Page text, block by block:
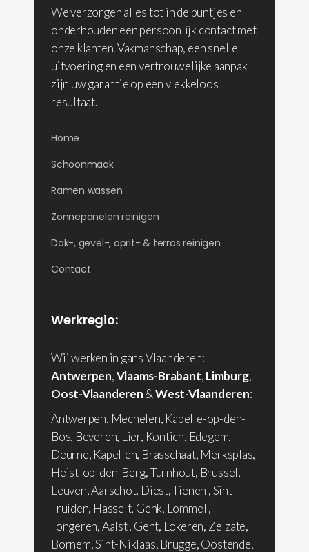
We verzorgen alles tot in de puntjes en
onderhouden een persoonlijk contact met
onze klanten. Vakmanschap, een snelle
uitvoering en een vertrouwelijke aanpak
zijn uw garantie op een vlekkeloos
resultaat.
Home
Schoonmaak
Ramen wassen
Zonnepanelen reinigen
Dak-, gevel-, oprit- & terras reinigen
Contact
Werkregio:
Wij werken in gans Vlaanderen:
Antwerpen,Vlaams-Brabant,Limburg,
Oost-Vlaanderen&West-Vlaanderen:
Antwerpen, Mechelen, Kapelle-op-den-
Bos, Beveren, Lier, Kontich, Edegem,
Deurne, Kapellen, Brasschaat, Merksplas,
Heist-op-den-Berg, Turnhout, Brussel,
Leuven, Aarschot, Diest, Tienen , Sint-
Truiden, Hasselt, Genk, Lommel ,
Tongeren, Aalst , Gent, Lokeren, Zelzate,
Bornem, Sint-Niklaas, Brugge, Oostende,